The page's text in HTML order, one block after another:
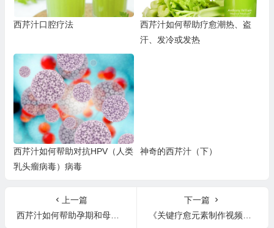
西芹汁口腔疗法
西芹汁如何帮助疗愈潮热、盗
汗、发冷或发热
西芹汁如何帮助对抗HPV（人类
乳头瘤病毒）病毒
神奇的西芹汁（下）
上一篇
西芹汁如何帮助孕期和母乳喂养 How Celery Juice Helps Pregnancy & Breastfeeding
下一篇
《关键疗愈元素制作视频合集》- 西芹汁、柠檬水、黄瓜汁、重金属排毒和拯救肝脏果昔、菠菜汤、疗愈汤、芦荟水、生姜姜黄饮、肾上腺小食